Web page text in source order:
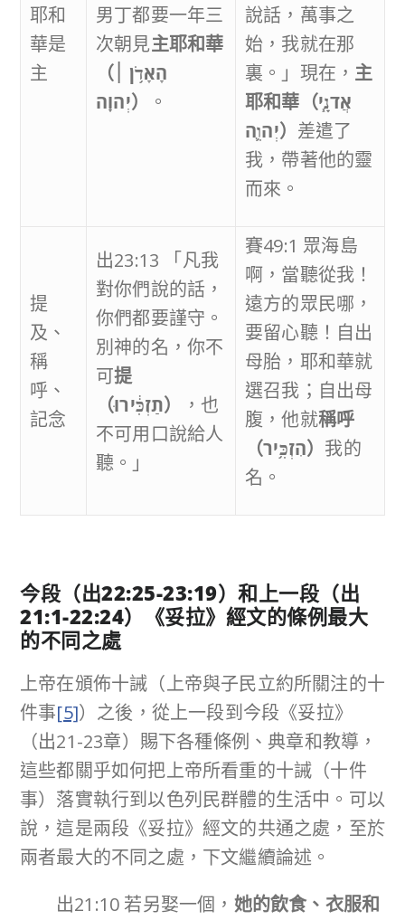
耶和
華是
主
男丁都要一年三
次朝見主耶和華
（ הָאָדֹ֥ן ׀
יְהוָֽה） 。
說話，萬事之
始，我就在那
裏。」現在， 主
耶和華（אֲדֹנָ֧י
יְהוִ֛ה） 差遣了
我，帶著他的靈
而來。
提
及、
稱
呼、
記念
出23:13 「凡我
對你們說的話，
你們都要謹守。
別神的名，你不
可提
（תַזְכִּ֔ירוּ）
，也
不可用口說給人
聽。」
賽49:1 眾海島
啊，當聽從我！
遠方的眾民哪，
要留心聽！自出
母胎，耶和華就
選召我；自出母
腹，他就稱呼
（הִזְכִּ֥יר） 我的
名。
今段（出22:25-23:19）和上一段（出
21:1-22:24）《妥拉》經文的條例最大
的不同之處
上帝在頒佈十誡（上帝與子民立約所關注的十
件事[5]）之後，從上一段到今段《妥拉》
（出21-23章）賜下各種條例、典章和教導，
這些都關乎如何把上帝所看重的十誡（十件
事）落實執行到以色列民群體的生活中。可以
說，這是兩段《妥拉》經文的共通之處，至於
兩者最大的不同之處，下文繼續論述。
出21:10 若另娶一個， 她的飲食、衣服和